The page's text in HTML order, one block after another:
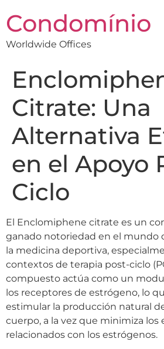
Condomínio
Worldwide Offices
Citrate: Una
Alternativa
en el Apoyo
Ciclo
El Enclomiphene citrate es un
ganado notoriedad en el mundo
la medicina deportiva,
contextos de terapia post-ciclo
compuesto actúa como un
los receptores de estrógeno, lo
estimular la producción natural
cuerpo, a la vez que minimiza los
relacionados con los estrógenos.